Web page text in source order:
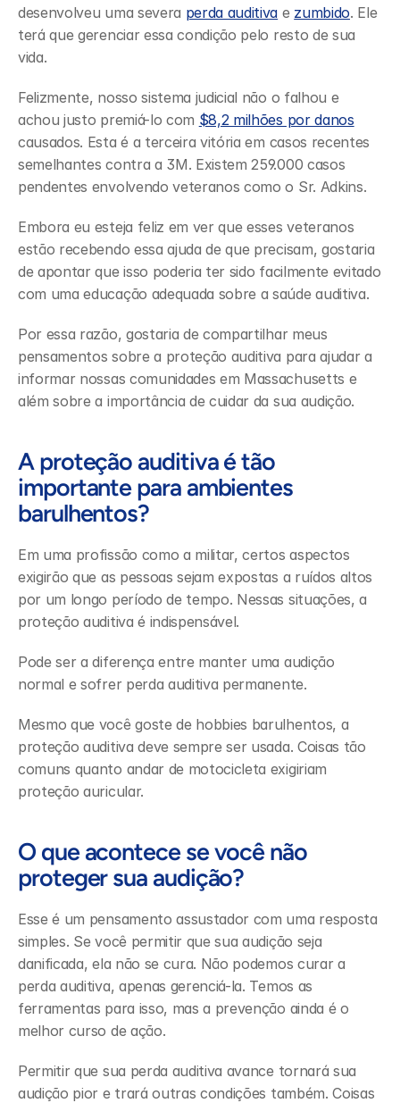
desenvolveu uma severa perda auditiva e zumbido. Ele
terá que gerenciar essa condição pelo resto de sua
vida.
Felizmente, nosso sistema judicial não o falhou e
achou justo premiá-lo com $8,2 milhões por danos
causados. Esta é a terceira vitória em casos recentes
semelhantes contra a 3M. Existem 259.000 casos
pendentes envolvendo veteranos como o Sr. Adkins.
Embora eu esteja feliz em ver que esses veteranos
estão recebendo essa ajuda de que precisam, gostaria
de apontar que isso poderia ter sido facilmente evitado
com uma educação adequada sobre a saúde auditiva.
Por essa razão, gostaria de compartilhar meus
pensamentos sobre a proteção auditiva para ajudar a
informar nossas comunidades em Massachusetts e
além sobre a importância de cuidar da sua audição.
A proteção auditiva é tão
importante para ambientes
barulhentos?
Em uma profissão como a militar, certos aspectos
exigirão que as pessoas sejam expostas a ruídos altos
por um longo período de tempo. Nessas situações, a
proteção auditiva é indispensável.
Pode ser a diferença entre manter uma audição
normal e sofrer perda auditiva permanente.
Mesmo que você goste de hobbies barulhentos, a
proteção auditiva deve sempre ser usada. Coisas tão
comuns quanto andar de motocicleta exigiriam
proteção auricular.
O que acontece se você não
proteger sua audição?
Esse é um pensamento assustador com uma resposta
simples. Se você permitir que sua audição seja
danificada, ela não se cura. Não podemos curar a
perda auditiva, apenas gerenciá-la. Temos as
ferramentas para isso, mas a prevenção ainda é o
melhor curso de ação.
Permitir que sua perda auditiva avance tornará sua
audição pior e trará outras condições também. Coisas